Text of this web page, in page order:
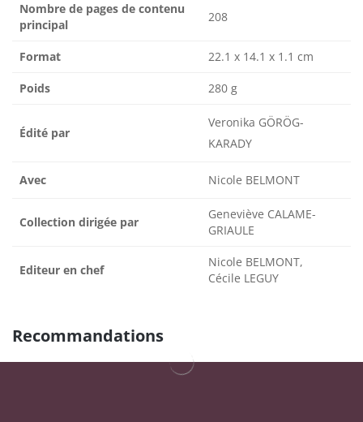
Nombre de pages de contenu
principal
208
Format 22.1 x 14.1 x 1.1 cm
Poids 280 g
Édité par
Veronika GÖRÖG-
KARADY
Avec Nicole BELMONT
Collection dirigée par
Geneviève CALAME-
GRIAULE
Editeur en chef
Nicole BELMONT,
Cécile LEGUY
Recommandations